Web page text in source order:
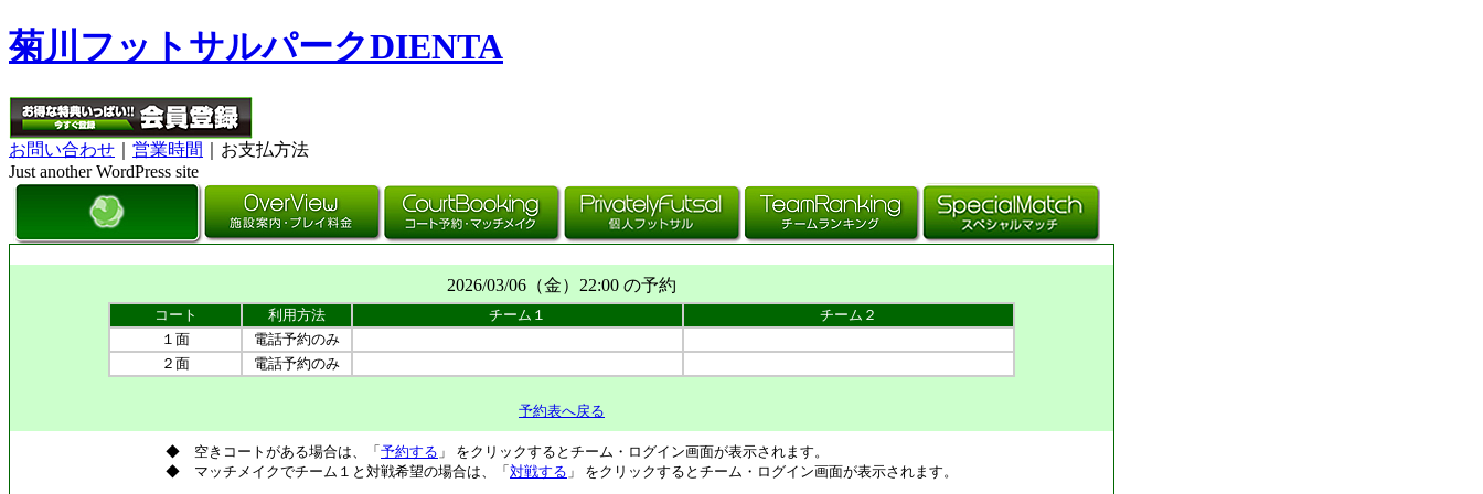
菊川フットサルパークDIENTA
お問い合わせ 営業時間
｜お支払方法
Just another WordPress site
2026/03/06（金）22:00 の予約
コート 利用方法 チーム１
チーム２
１面
電話予約のみ
２面
電話予約のみ
予約表へ戻る
◆ 空きコートがある場合は、「 予約する 」 をクリックするとチーム・ログイン画面が表示されます。
◆ マッチメイクでチーム１と対戦希望の場合は、「 対戦する 」 をクリックするとチーム・ログイン画面が表示されます。